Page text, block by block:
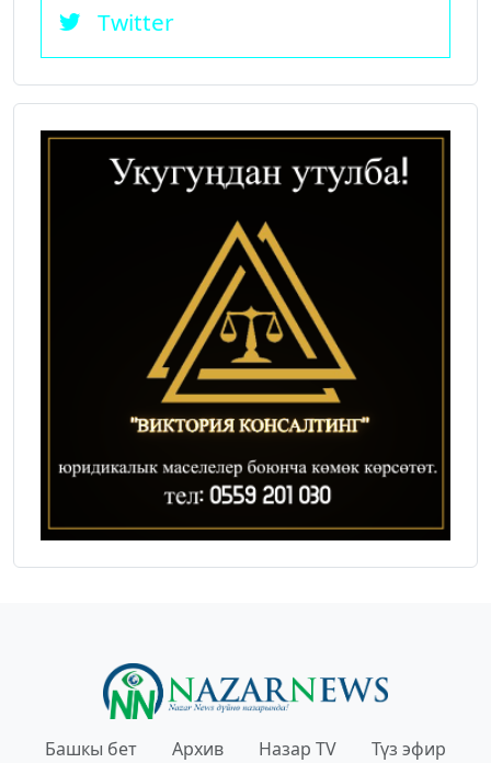
Twitter
Башкы бет Архив Назар TV Түз эфир